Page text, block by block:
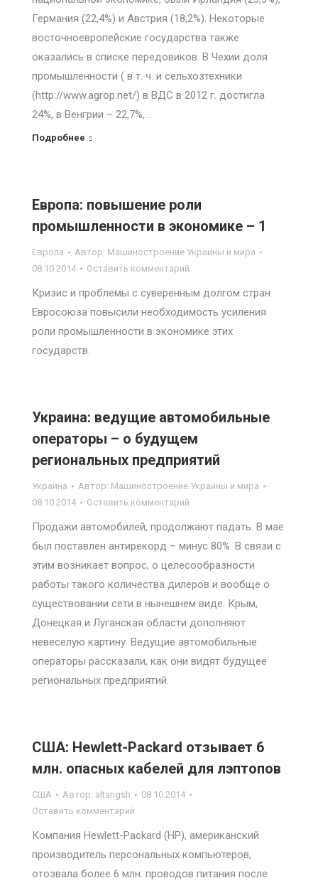
Германия (22,4%) и Австрия (18,2%). Некоторые
восточноевропейские государства также
оказались в списке передовиков. В Чехии доля
промышленности ( в т. ч. и сельхозтехники
(http://www.agrop.net/) в ВДС в 2012 г. достигла
24%, в Венгрии – 22,7%,…
Подробнее
Европа: повышение роли
промышленности в экономике – 1
Европа Автор: Машиностроение Украины и мира
08.10.2014
Оставить комментарий
Кризис и проблемы с суверенным долгом стран
Евросоюза повысили необходимость усиления
роли промышленности в экономике этих
государств.
Украина: ведущие автомобильные
операторы – о будущем
региональных предприятий
Украина Автор: Машиностроение Украины и мира
08.10.2014
Оставить комментарий
Продажи автомобилей, продолжают падать. В мае
был поставлен антирекорд – минус 80%. В связи с
этим возникает вопрос, о целесообразности
работы такого количества дилеров и вообще о
существовании сети в нынешнем виде. Крым,
Донецкая и Луганская области дополняют
невеселую картину. Ведущие автомобильные
операторы рассказали, как они видят будущее
региональных предприятий.
США: Hewlett-Packard отзывает 6
млн. опасных кабелей для лэптопов
США Автор: altangsh
08.10.2014
Оставить комментарий
Компания Hewlett-Packard (HP), американский
производитель персональных компьютеров,
отозвала более 6 млн. проводов питания после